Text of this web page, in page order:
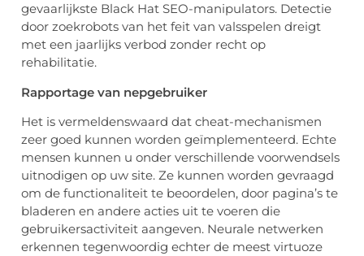
gevaarlijkste Black Hat SEO-manipulators. Detectie
door zoekrobots van het feit van valsspelen dreigt
met een jaarlijks verbod zonder recht op
rehabilitatie.
Rapportage van nepgebruiker
Het is vermeldenswaard dat cheat-mechanismen
zeer goed kunnen worden geïmplementeerd. Echte
mensen kunnen u onder verschillende voorwendsels
uitnodigen op uw site. Ze kunnen worden gevraagd
om de functionaliteit te beoordelen, door pagina’s te
bladeren en andere acties uit te voeren die
gebruikersactiviteit aangeven. Neurale netwerken
erkennen tegenwoordig echter de meest virtuoze